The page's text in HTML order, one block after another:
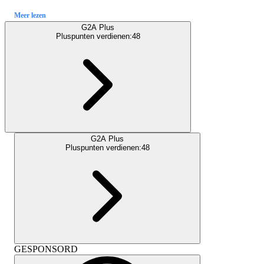
Meer lezen
G2A Plus
Pluspunten verdienen:48
G2A Plus
Pluspunten verdienen:48
GESPONSORD